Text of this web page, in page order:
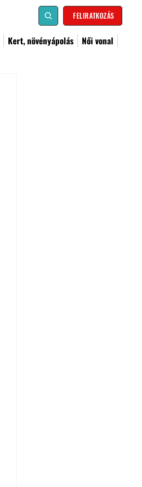
FELIRATKOZÁS
Kert, növényápolás
Női vonal